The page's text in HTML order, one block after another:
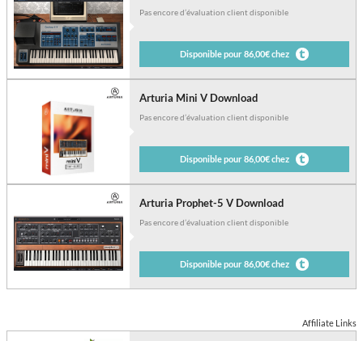
Pas encore d’évaluation client disponible
Disponible pour 86,00€ chez
Arturia Mini V Download
Pas encore d’évaluation client disponible
Disponible pour 86,00€ chez
Arturia Prophet-5 V Download
Pas encore d’évaluation client disponible
Disponible pour 86,00€ chez
Affiliate Links